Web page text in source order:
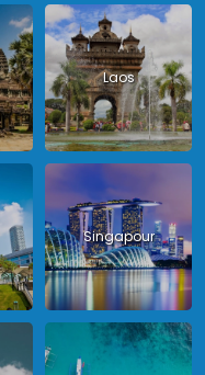
Laos
Singapour